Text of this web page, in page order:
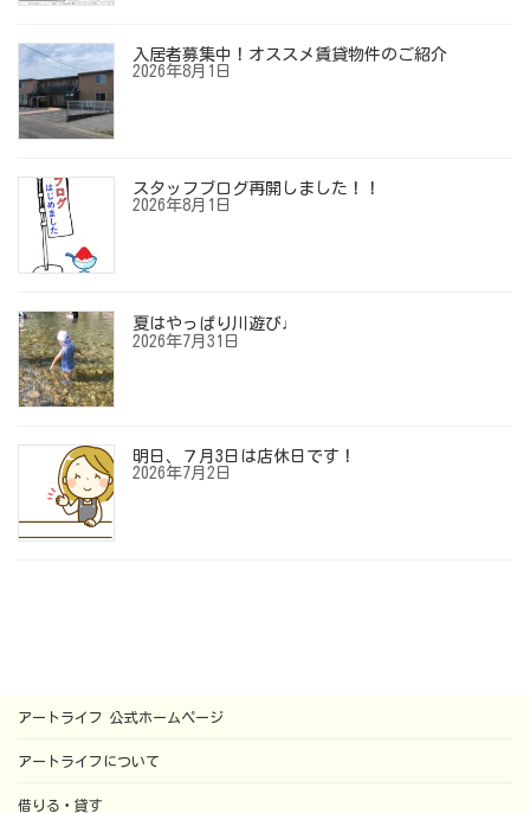
入居者募集中！オススメ賃貸物件のご紹介
2026年8月1日
スタッフブログ再開しました！！
2026年8月1日
夏はやっぱり川遊び♩
2026年7月31日
明日、７月3日は店休日です！
2026年7月2日
アートライフ 公式ホームページ
アートライフについて
借りる・貸す